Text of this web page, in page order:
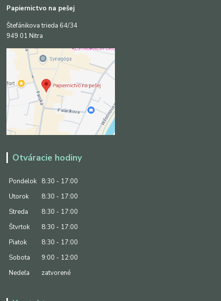
Papiernictvo na pešej
Štefánikova trieda 64/34
949 01 Nitra
Otváracie hodiny
Pondelok
8:30 - 17:00
Utorok
8:30 - 17:00
Streda
8:30 - 17:00
Štvrtok
8:30 - 17:00
Piatok
8:30 - 17:00
Sobota
9:00 - 12:00
Nedeľa
zatvorené